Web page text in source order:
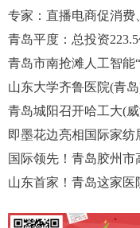
专家：直播电商促消费
青岛平度：总投资
青岛市南抢滩人工智能
山东大学齐鲁医院(青
青岛城阳召开哈工大(
即墨花边亮相国际家
国际领先！青岛胶州
山东首家！青岛这家医